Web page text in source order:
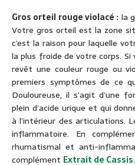
Gros orteil rouge violacé : la
Votre gros orteil est la zone
c’est la raison pour laquelle
la plus froide de votre corps.
revêt une couleur rouge ou
premiers symptômes de ce
Douloureuse, il s’agit d’une
plein d’acide urique et qui
à l’intérieur des articulations.
inflammatoire. En
rhumatismal et anti-
complément Extrait de Cassis.